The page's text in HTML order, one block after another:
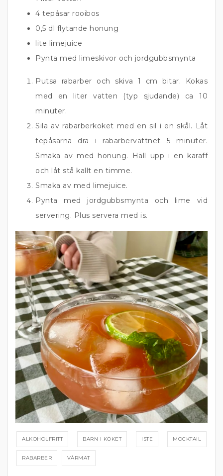
4 tepåsar rooibos
0,5 dl flytande honung
lite limejuice
Pynta med limeskivor och jordgubbsmynta
Putsa rabarber och skiva 1 cm bitar. Kokas
med en liter vatten (typ sjudande) ca 10
minuter.
Sila av rabarberkoket med en sil i en skål. Låt
tepåsarna dra i rabarbervattnet 5 minuter.
Smaka av med honung. Häll upp i en karaff
och låt stå kallt en timme.
Smaka av med limejuice.
Pynta med jordgubbsmynta och lime vid
servering. Plus servera med is.
ALKOHOLFRITT BARN I KÖKET ISTE MOCKTAIL
RABARBER VÅRMAT